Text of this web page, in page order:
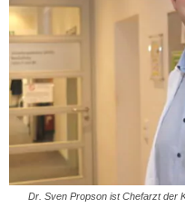
Dr. Sven Propson ist Chefarzt der